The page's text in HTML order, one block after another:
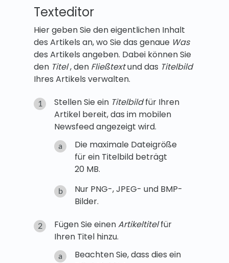
Texteditor
Hier geben Sie den eigentlichen Inhalt
des Artikels an, wo Sie das genaue Was
des Artikels angeben. Dabei können Sie
den Titel, den Fließtextund das Titelbild
Ihres Artikels verwalten.
Stellen Sie ein Titelbildfür Ihren
Artikel bereit, das im mobilen
Newsfeed angezeigt wird.
Die maximale Dateigröße
für ein Titelbild beträgt
20 MB.
Nur PNG-, JPEG- und BMP-
Bilder.
Fügen Sie einenArtikeltitelfür
Ihren Titel hinzu.
Beachten Sie, dass dies ein